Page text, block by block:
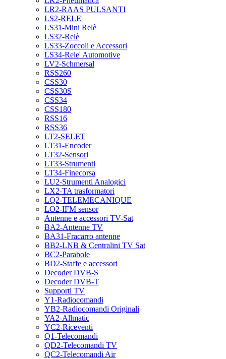
LR2-RAAS PULSANTI
LS2-RELE'
LS31-Mini Relè
LS32-Relè
LS33-Zoccoli e Accessori
LS34-Rele' Automotive
LV2-Schmersal
RSS260
CSS30
CSS30S
CSS34
CSS180
RSS16
RSS36
LT2-SELET
LT31-Encoder
LT32-Sensori
LT33-Strumenti
LT34-Finecorsa
LU2-Strumenti Analogici
LX2-TA trasformatori
LQ2-TELEMECANIQUE
LO2-IFM sensor
Antenne e accessori TV-Sat
BA2-Antenne TV
BA31-Fracarro antenne
BB2-LNB & Centralini TV Sat
BC2-Parabole
BD2-Staffe e accessori
Decoder DVB-S
Decoder DVB-T
Supporti TV
Y1-Radiocomandi
YB2-Radiocomandi Originali
YA2-Allmatic
YC2-Riceventi
Q1-Telecomandi
QD2-Telecomandi TV
QC2-Telecomandi Air